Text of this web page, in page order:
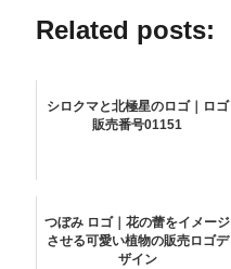
Related posts:
シロクマと北極星のロゴ｜ロゴ
販売番号01151
つぼみ ロゴ｜花の蕾をイメージ
させる可愛い植物の販売ロゴデ
ザイン